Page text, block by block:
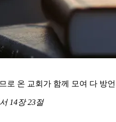
로 온 교회가 함께 모여 다 방
14장 23절